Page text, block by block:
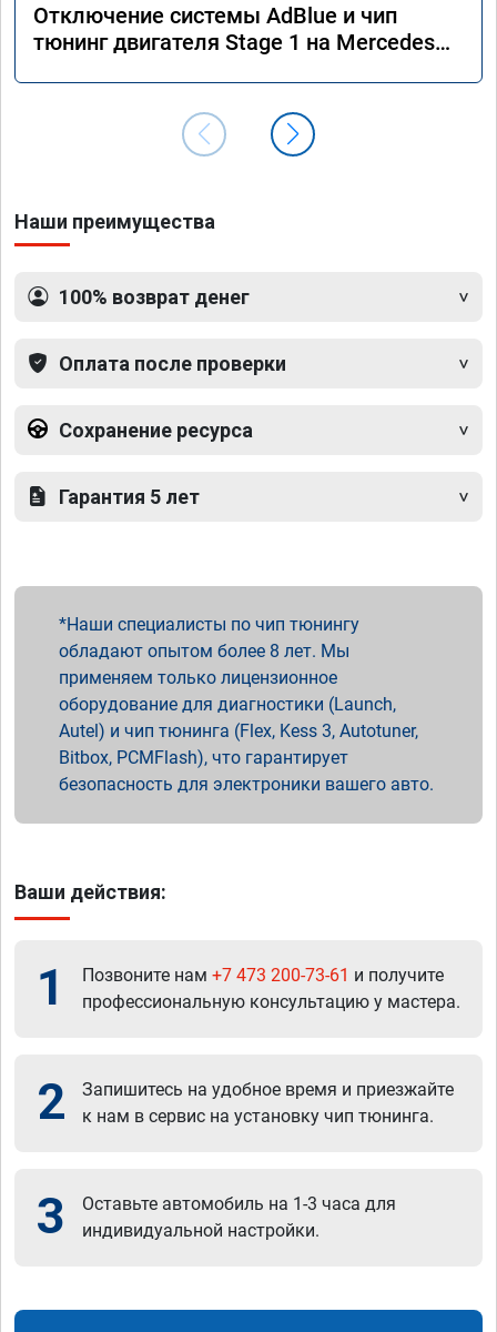
Отключение системы AdBlue и чип
тюнинг двигателя Stage 1 на Mercedes
Наши преимущества
100% возврат денег
Оплата после проверки
Сохранение ресурса
Гарантия 5 лет
Наши специалисты по чип тюнингу
обладают опытом более 8 лет. Мы
применяем только лицензионное
оборудование для диагностики (Launch,
Autel) и чип тюнинга (Flex, Kess 3, Autotuner,
Bitbox, PCMFlash), что гарантирует
безопасность для электроники вашего авто.
Ваши действия:
1 Позвоните нам +7 473 200-73-61 и получите
профессиональную консультацию у мастера.
2
Запишитесь на удобное время и приезжайте
к нам в сервис на установку чип тюнинга.
3
Оставьте автомобиль на 1-3 часа для
индивидуальной настройки.